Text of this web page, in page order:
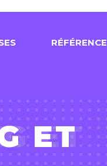
ES RÉFÉRENCE
ET